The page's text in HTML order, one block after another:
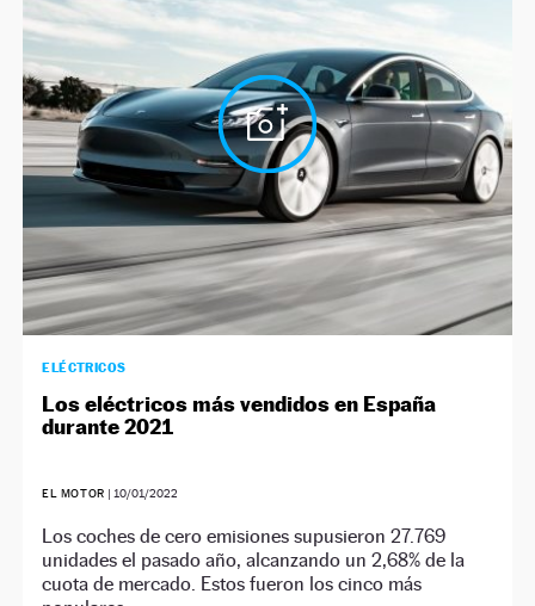
ELÉCTRICOS
Los eléctricos más vendidos en España
durante 2021
EL MOTOR | 10/01/2022
Los coches de cero emisiones supusieron 27.769
unidades el pasado año, alcanzando un 2,68% de la
cuota de mercado. Estos fueron los cinco más